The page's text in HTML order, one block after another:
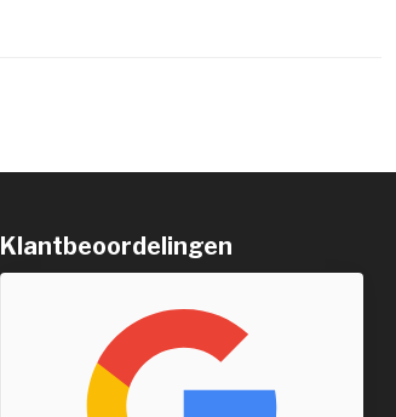
Klantbeoordelingen